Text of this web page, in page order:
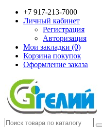
+7 917-213-7000
Личный кабинет
Регистрация
Авторизация
Мои закладки (0)
Корзина покупок
Оформление заказа